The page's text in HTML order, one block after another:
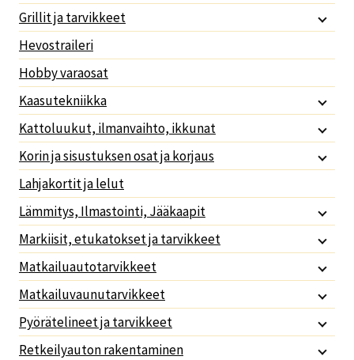
Grillit ja tarvikkeet
Hevostraileri
Hobby varaosat
Kaasutekniikka
Kattoluukut, ilmanvaihto, ikkunat
Korin ja sisustuksen osat ja korjaus
Lahjakortit ja lelut
Lämmitys, Ilmastointi, Jääkaapit
Markiisit, etukatokset ja tarvikkeet
Matkailuautotarvikkeet
Matkailuvaunutarvikkeet
Pyörätelineet ja tarvikkeet
Retkeilyauton rakentaminen